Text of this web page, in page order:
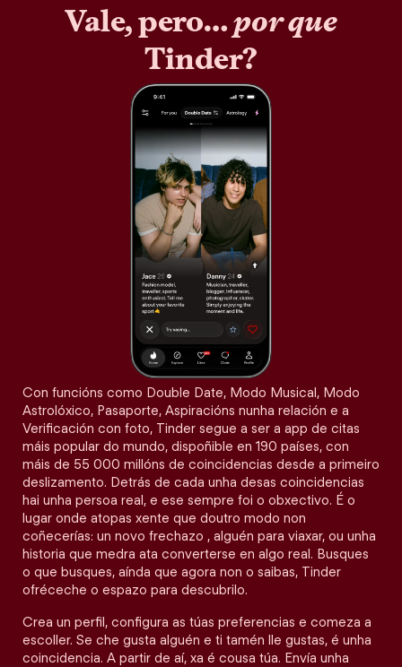
Vale, pero…por que
Tinder?
Con funcións como Double Date, Modo Musical, Modo
Astrolóxico, Pasaporte, Aspiracións nunha relación e a
Verificación con foto, Tinder segue a ser a app de citas
máis popular do mundo, dispoñible en 190 países, con
máis de 55 000 millóns de coincidencias desde a primeiro
deslizamento. Detrás de cada unha desas coincidencias
hai unha persoa real, e ese sempre foi o obxectivo. É o
lugar onde atopas xente que doutro modo non
coñecerías: un novo frechazo , alguén para viaxar, ou unha
historia que medra ata converterse en algo real. Busques
o que busques, aínda que agora non o saibas, Tinder
ofréceche o espazo para descubrilo.
Crea un perfil, configura as túas preferencias e comeza a
escoller. Se che gusta alguén e ti tamén lle gustas, é unha
coincidencia. A partir de aí, xa é cousa túa. Envía unha